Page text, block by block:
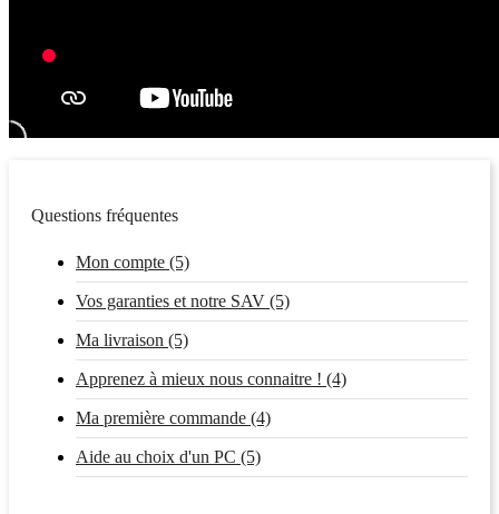
Questions fréquentes
Mon compte (5)
Vos garanties et notre SAV (5)
Ma livraison (5)
Apprenez à mieux nous connaitre ! (4)
Ma première commande (4)
Aide au choix d'un PC (5)